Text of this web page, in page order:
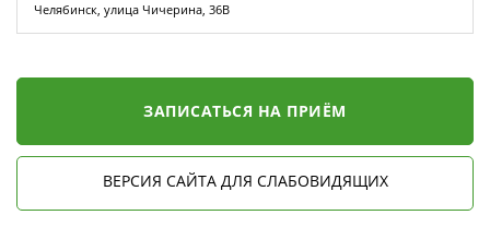
Челябинск, улица Чичерина, 36В
ЗАПИСАТЬСЯ НА ПРИЁМ
ВЕРСИЯ САЙТА ДЛЯ СЛАБОВИДЯЩИХ